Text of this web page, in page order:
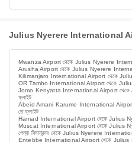
Julius Nyerere International
Mwanza Airport থেকে Julius Nyerere
Arusha Airport থেকে Julius Nyerere
Kilimanjaro International Airport থেকে
OR Tambo International Airport থেকে
Jomo Kenyatta International Airport
ফ্লাইট
Abeid Amani Karume International
তে ফ্লাইট
Hamad International Airport থেকে Julius
Muscat International Airport থেকে Julius
পেম্বা বিমানবন্দর থেকে Julius Nyerere
Entebbe International Airport থেকে Julius